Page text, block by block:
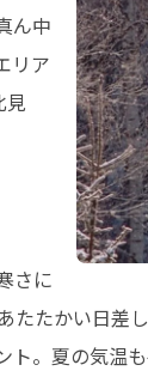
ん中
リア
見
さに
たかい日差
ト。夏の気温